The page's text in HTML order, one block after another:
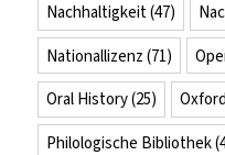
Nachhaltigkeit(47)
Nationallizenz (71)
Oral History(25)
Philologische Bibliothek